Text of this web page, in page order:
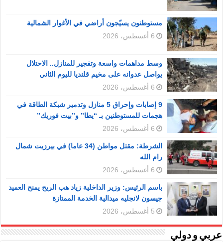
مستوطنون يسيّجون أراضي في الأغوار الشمالية
6 أغسطس، 2026
وسط مداهمات واسعة وتفجير للمنازل.. الاحتلال
يواصل عدوانه على مخيم قلنديا لليوم الثاني
6 أغسطس، 2026
9 إصابات وإحراق 5 منازل وتدمير شبكة الطاقة في
هجمات للمستوطنين بـ “يطا” و”بيت فوريك”
6 أغسطس، 2026
الشرطة: مقتل مواطن (34 عاما) في بيرزيت شمال
رام الله
6 أغسطس، 2026
باسم الرئيس: وزير الداخلية زياد هب الريح يمنح العميد
جيسون لانجليه ميدالية الخدمة الممتازة
5 أغسطس، 2026
عربي و دولي